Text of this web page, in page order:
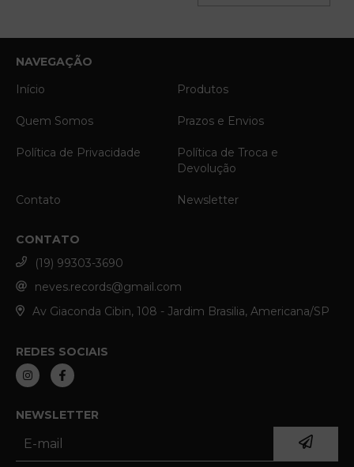
NAVEGAÇÃO
Início
Produtos
Quem Somos Prazos e Envios
Política de Privacidade
Política de Troca e
Devolução
Contato Newsletter
CONTATO
(19) 99303-3690
neves.records@gmail.com
Av Giaconda Cibin, 108 - Jardim Brasilia, Americana/SP
REDES SOCIAIS
NEWSLETTER